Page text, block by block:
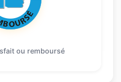
ou remboursé